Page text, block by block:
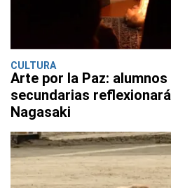
CULTURA
Arte por la Paz:
secundarias
Nagasaki